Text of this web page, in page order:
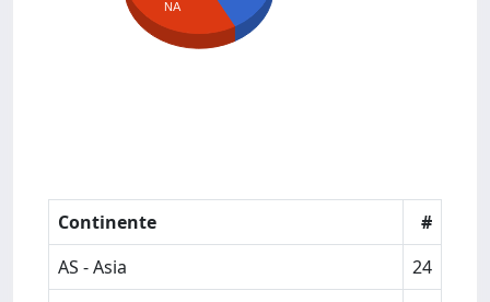
NA
Continente
#
AS - Asia
24